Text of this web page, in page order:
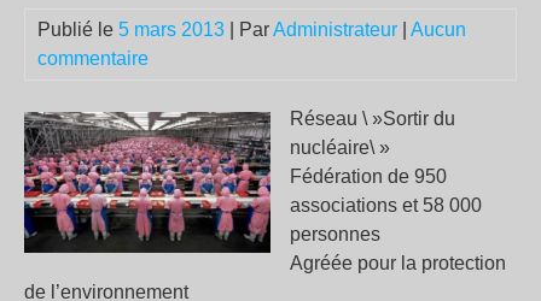
Publié le 5 mars 2013 | ParAdministrateur
Aucun
commentaire
Réseau \ »Sortir du
nucléaire\ »
Fédération de 950
associations et 58 000
personnes
Agréée pour la protection
de l’environnement